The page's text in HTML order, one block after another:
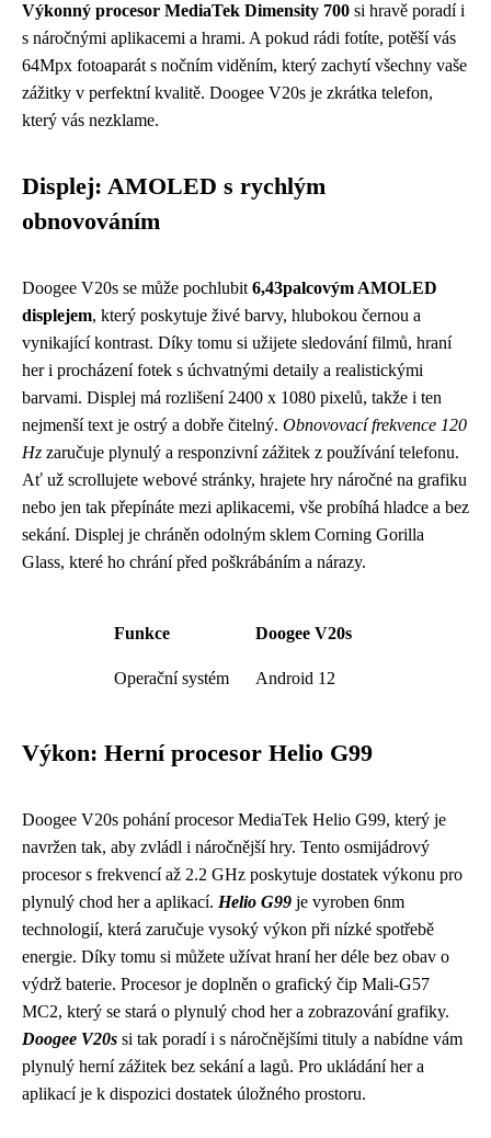
Výkonný procesor MediaTek Dimensity 700 si hravě poradí i
s náročnými aplikacemi a hrami. A pokud rádi fotíte, potěší vás
64Mpx fotoaparát s nočním viděním, který zachytí všechny vaše
zážitky v perfektní kvalitě. Doogee V20s je zkrátka telefon,
který vás nezklame.
Displej: AMOLED s rychlým
obnovováním
Doogee V20s se může pochlubit 6,43palcovým AMOLED
displejem, který poskytuje živé barvy, hlubokou černou a
vynikající kontrast. Díky tomu si užijete sledování filmů, hraní
her i procházení fotek s úchvatnými detaily a realistickými
barvami. Displej má rozlišení 2400 x 1080 pixelů, takže i ten
nejmenší text je ostrý a dobře čitelný. Obnovovací frekvence 120
Hz zaručuje plynulý a responzivní zážitek z používání telefonu.
Ať už scrollujete webové stránky, hrajete hry náročné na grafiku
nebo jen tak přepínáte mezi aplikacemi, vše probíhá hladce a bez
sekání. Displej je chráněn odolným sklem Corning Gorilla
Glass, které ho chrání před poškrábáním a nárazy.
Funkce Doogee V20s
Operační systém Android 12
Výkon: Herní procesor Helio G99
Doogee V20s pohání procesor MediaTek Helio G99, který je
navržen tak, aby zvládl i náročnější hry. Tento osmijádrový
procesor s frekvencí až 2.2 GHz poskytuje dostatek výkonu pro
plynulý chod her a aplikací. Helio G99 je vyroben 6nm
technologií, která zaručuje vysoký výkon při nízké spotřebě
energie. Díky tomu si můžete užívat hraní her déle bez obav o
výdrž baterie. Procesor je doplněn o grafický čip Mali-G57
MC2, který se stará o plynulý chod her a zobrazování grafiky.
Doogee V20s si tak poradí i s náročnějšími tituly a nabídne vám
plynulý herní zážitek bez sekání a lagů. Pro ukládání her a
aplikací je k dispozici dostatek úložného prostoru.